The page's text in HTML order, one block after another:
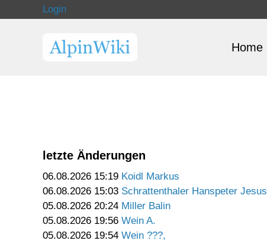
Login
Home
letzte Änderungen
06.08.2026 15:19 Koidl Markus
06.08.2026 15:03 Schrattenthaler Hanspeter Jesus
05.08.2026 20:24 Miller Balin
05.08.2026 19:56 Wein A.
05.08.2026 19:54 Wein ???,